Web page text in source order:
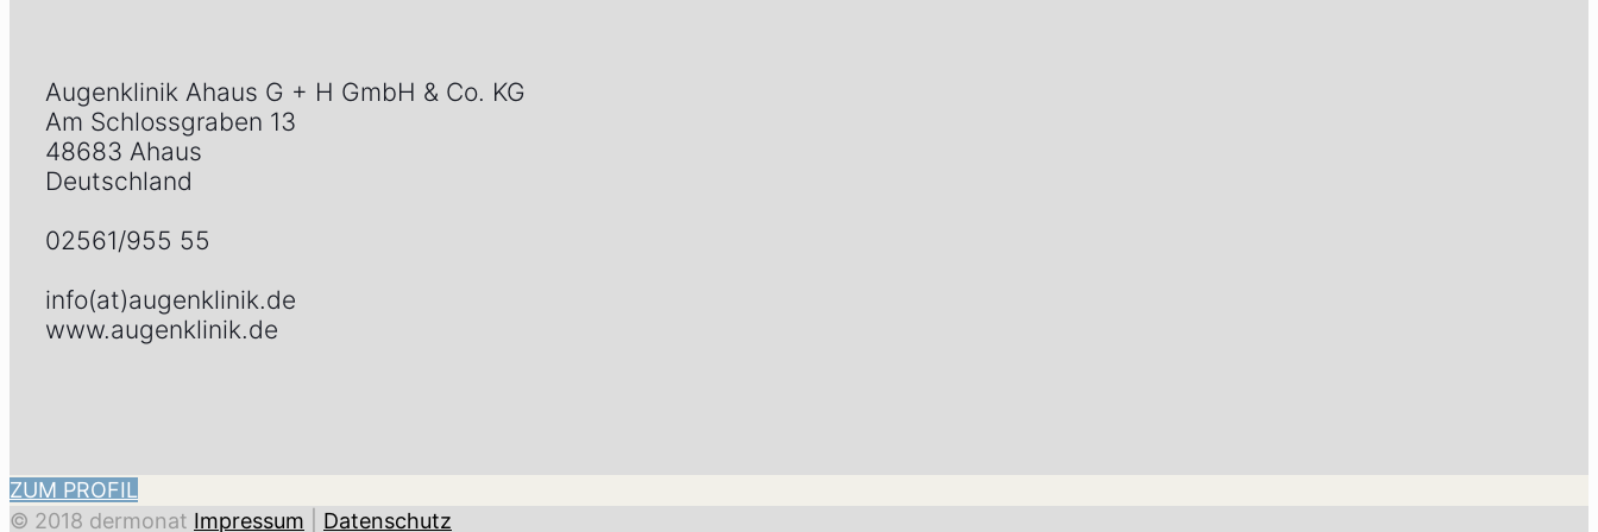
Augenklinik Ahaus G + H GmbH & Co. KG
Am Schlossgraben 13
48683 Ahaus
Deutschland
02561/955 55
info(at)augenklinik.de
www.augenklinik.de
ZUM PROFIL
© 2018 dermonat Impressum Datenschutz